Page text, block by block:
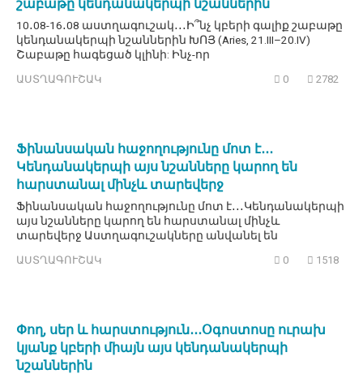
շաբաթը կենդանակերպի նշաններին
10․08-16․08 աստղագուշակ․․․Ի՞նչ կբերի գալիք շաբաթը
կենդանակերպի նշաններին ԽՈՅ (Aries, 21.III–20.IV)
Շաբաթը հագեցած կլինի: Ինչ-որ
ԱՍՏՂԱԳՈՒՇԱԿ 0 2782
Ֆինանսական հաջողությունը մոտ է․․․
Կենդանակերպի այս նշանները կարող են
հարստանալ մինչև տարեվերջ
Ֆինանսական հաջողությունը մոտ է․․․Կենդանակերպի
այս նշանները կարող են հարստանալ մինչև
տարեվերջ Աստղագուշակները անվանել են
ԱՍՏՂԱԳՈՒՇԱԿ 0 1518
Փող, սեր և հարստություն․․․Օգոստոսը ուրախ
կյանք կբերի միայն այս կենդանակերպի
նշաններին